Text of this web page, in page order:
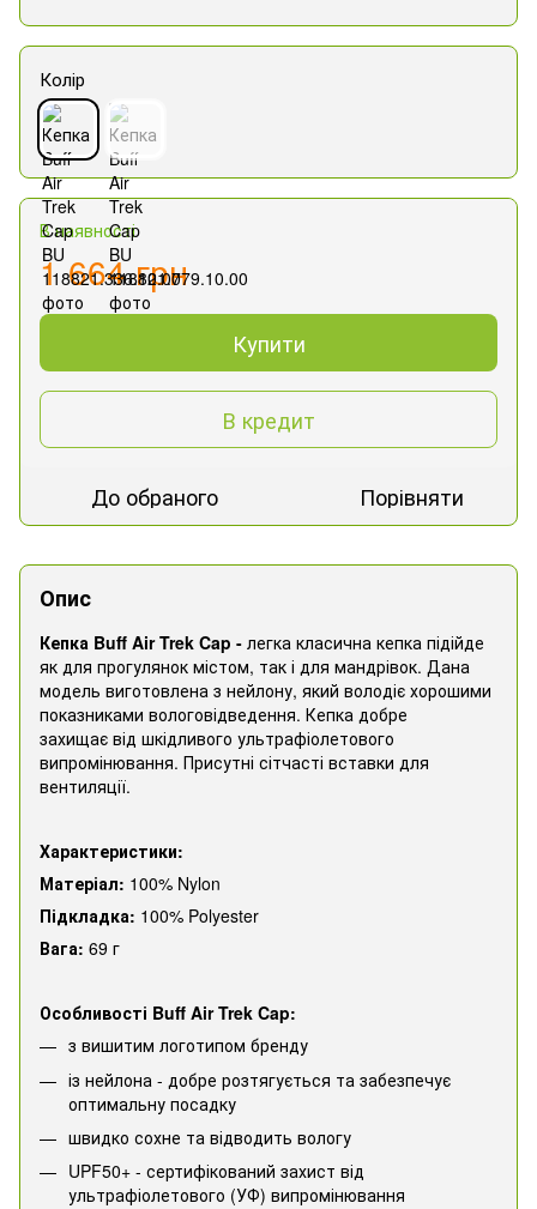
Колір
В наявності
1 664 грн
Купити
В кредит
До обраного Порівняти
Опис
Кепка Buff Air Trek Cap - легка класична кепка підійде
як для прогулянок містом, так і для мандрівок. Дана
модель виготовлена з нейлону, який володіє хорошими
показниками вологовідведення. Кепка добре
захищає від шкідливого ультрафіолетового
випромінювання. Присутні сітчасті вставки для
вентиляції.
Характеристики:
Матеріал: 100% Nylon
Підкладка: 100% Polyester
Вага: 69 г
Особливості Buff Air Trek Cap:
з вишитим логотипом бренду
із нейлона - добре розтягується та забезпечує
оптимальну посадку
швидко сохне та відводить вологу
UPF50+ - сертифікований захист від
ультрафіолетового (УФ) випромінювання